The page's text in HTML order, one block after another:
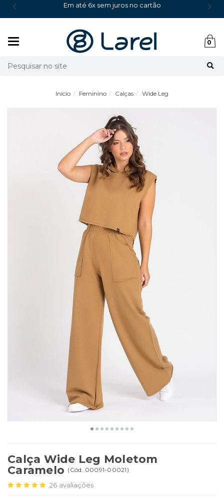
Em até 6x sem juros no cartão
0
Busca
Início Feminino Calças Wide Leg
Calça Wide Leg Moletom
Caramelo ( Cód. 00091-00021 )
26 avaliações